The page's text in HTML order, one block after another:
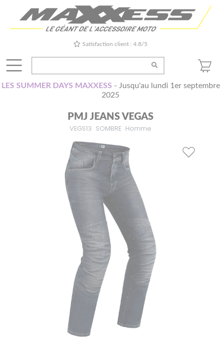
Satisfaction client : 4.8/5
LES SUMMER DAYS MAXXESS - Jusqu'au lundi 1er septembre
2025
PMJ JEANS VEGAS
VEGS13 SOMBRE Homme